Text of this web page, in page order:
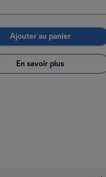
Ajouter au panier
En savoir plus